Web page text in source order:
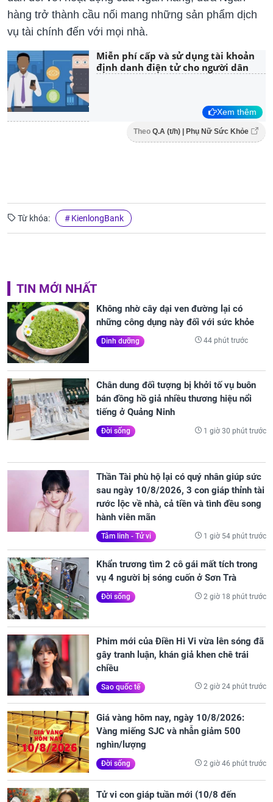
hàng trở thành cầu nối mang những sản phẩm dịch
vụ tài chính đến với mọi nhà.
Miễn phí cấp và sử dụng tài khoản
định danh điện tử cho người dân
Xem thêm
Theo Q.A (t/h) | Phụ Nữ Sức Khỏe
Từ khóa: KienlongBank
TIN MỚI NHẤT
Không nhờ cây dại ven đường lại có
những công dụng này đối với sức khỏe
Dinh dưỡng 44 phút trước
Chân dung đối tượng bị khởi tố vụ buôn
bán đồng hồ giả nhiều thương hiệu nổi
tiếng ở Quảng Ninh
Đời sống 1 giờ 30 phút trước
Thần Tài phù hộ lại có quý nhân giúp sức
sau ngày 10/8/2026, 3 con giáp thỉnh tài
rước lộc về nhà, cả tiền và tình đều song
hành viên mãn
Tâm linh - Tử vi 1 giờ 54 phút trước
Khẩn trương tìm 2 cô gái mất tích trong
vụ 4 người bị sóng cuốn ở Sơn Trà
Đời sống 2 giờ 18 phút trước
Phim mới của Điền Hi Vi vừa lên sóng đã
gây tranh luận, khán giả khen chê trái
chiều
Sao quốc tế 2 giờ 24 phút trước
Giá vàng hôm nay, ngày 10/8/2026:
Vàng miếng SJC và nhẫn giảm 500
nghìn/lượng
Đời sống 2 giờ 46 phút trước
Tử vi con giáp tuần mới (10/8 đến